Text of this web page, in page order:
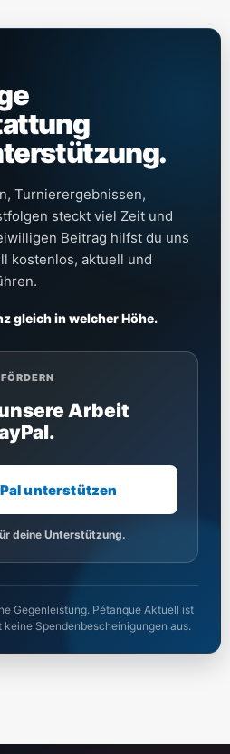
Turnierergebnissen,
steckt viel Zeit und
Beitrag hilfst du uns
kostenlos, aktuell und
gleich in welcher Höhe.
Arbeit
unterstützen
deine Unterstützung.
Gegenleistung. Pétanque Aktuell ist
Spendenbescheinigungen aus.